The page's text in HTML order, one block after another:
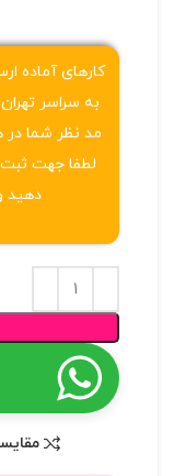
به سراسر
مد نظر شما در
دهید